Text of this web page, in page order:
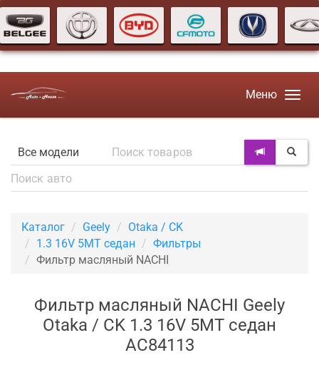
Меню
Каталог Geely
Otaka / CK
1.3 16V 5MT седан
Фильтры
Фильтр масляный NACHI
Фильтр масляный NACHI Geely
Otaka / CK 1.3 16V 5MT седан
AC84113